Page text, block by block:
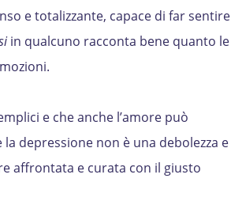
e totalizzante, capace di far sentire
in qualcuno racconta bene quanto le
e che anche l’amore può
depressione non è una debolezza e
affrontata e curata con il giusto